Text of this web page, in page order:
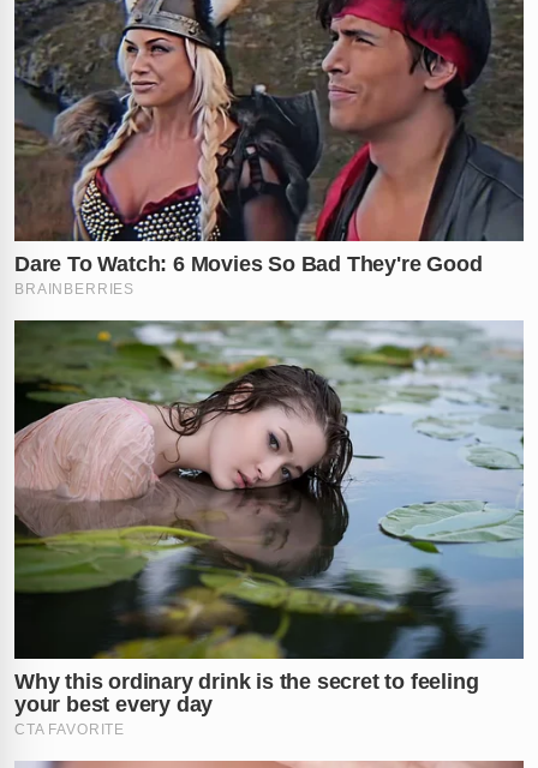
ataque. Eduardo será ouvido nesta semana para
detalhar os momentos de terror e a suposta
discriminação sofrida dentro da delegacia. O caso, que
começou com uma insatisfação estética, expõe agora
as feridas abertas do sistema judiciário brasileiro e o
perigo real que profissionais enfrentam no dia a dia.
O que você acha desse descaso da polícia com um
trabalhador esfaqueado? Conta nos comentários!